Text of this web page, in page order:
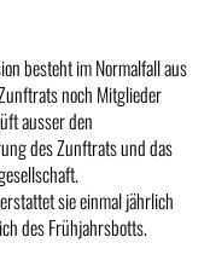
besteht im Normalfall aus
noch Mitglieder
ausser den
des Zunftrats und das
sie einmal jährlich
des Frühjahrsbotts.